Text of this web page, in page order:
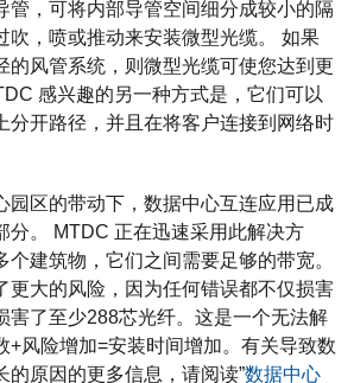
管，可将内部导管空间细分成较小的隔
吹，喷或推动来安装微型光缆。 如果
的风管系统，则微型光缆可使您达到更
感兴趣的另一种方式是，它们可以
分开路径，并且在将客户连接到网络时
园区的带动下，数据中心互连应用已成
分。 MTDC 正在迅速采用此解决方
个建筑物，它们之间需要足够的带宽。
更大的风险，因为任何错误都不仅损害
害了至少288芯光纤。这是一个无法解
+风险增加=安装时间增加。有关导致数
的原因的更多信息，请阅读”数据中心